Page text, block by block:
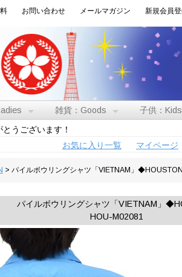
お問い合わせ メールマガジン 新規会員
雑貨：Goods 子供：Kids
うございます！
お気に入り一覧
マイページ
> パイルボウリングシャツ「VIETNAM」◆HOUSTON
パイルボウリングシャツ「VIETNAM」
HOU-M02081